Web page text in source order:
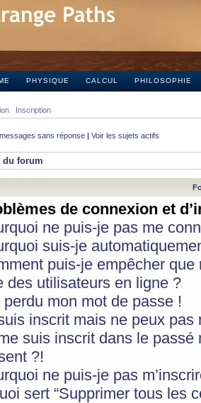
PHYSIQUE CALCUL PHILOSOPHIE
Inscription
sans réponse | Voir les sujets actifs
du forum
de connexion et
ne puis-je pas me
suis-je
puis-je empêcher
des utilisateurs en ligne ?
perdu mon mot de passe !
inscrit mais ne peux pas
suis inscrit dans le
?!
ne puis-je pas
sert “Supprimer tous les